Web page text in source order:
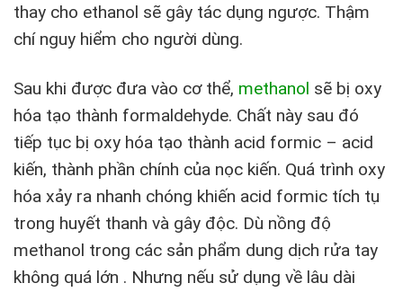
thay cho ethanol sẽ gây tác dụng ngược. Thậm
chí nguy hiểm cho người dùng.
Sau khi được đưa vào cơ thể, methanol sẽ bị oxy
hóa tạo thành formaldehyde. Chất này sau đó
tiếp tục bị oxy hóa tạo thành acid formic – acid
kiến, thành phần chính của nọc kiến. Quá trình oxy
hóa xảy ra nhanh chóng khiến acid formic tích tụ
trong huyết thanh và gây độc. Dù nồng độ
methanol trong các sản phẩm dung dịch rửa tay
không quá lớn . Nhưng nếu sử dụng về lâu dài